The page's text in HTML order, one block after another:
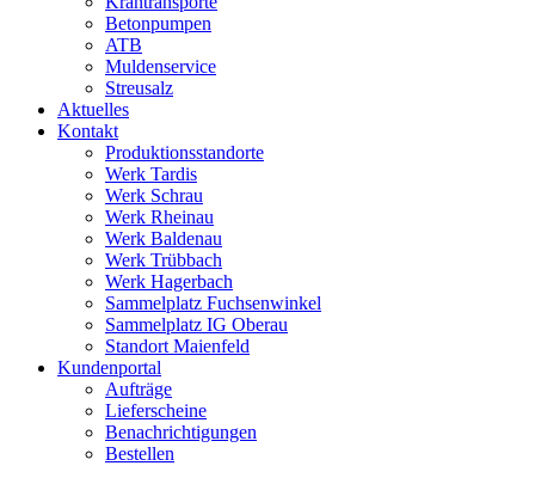
Betonpumpen
ATB
Muldenservice
Streusalz
Aktuelles
Kontakt
Produktionsstandorte
Werk Tardis
Werk Schrau
Werk Rheinau
Werk Baldenau
Werk Trübbach
Werk Hagerbach
Sammelplatz Fuchsenwinkel
Sammelplatz IG Oberau
Standort Maienfeld
Kundenportal
Aufträge
Lieferscheine
Benachrichtigungen
Bestellen